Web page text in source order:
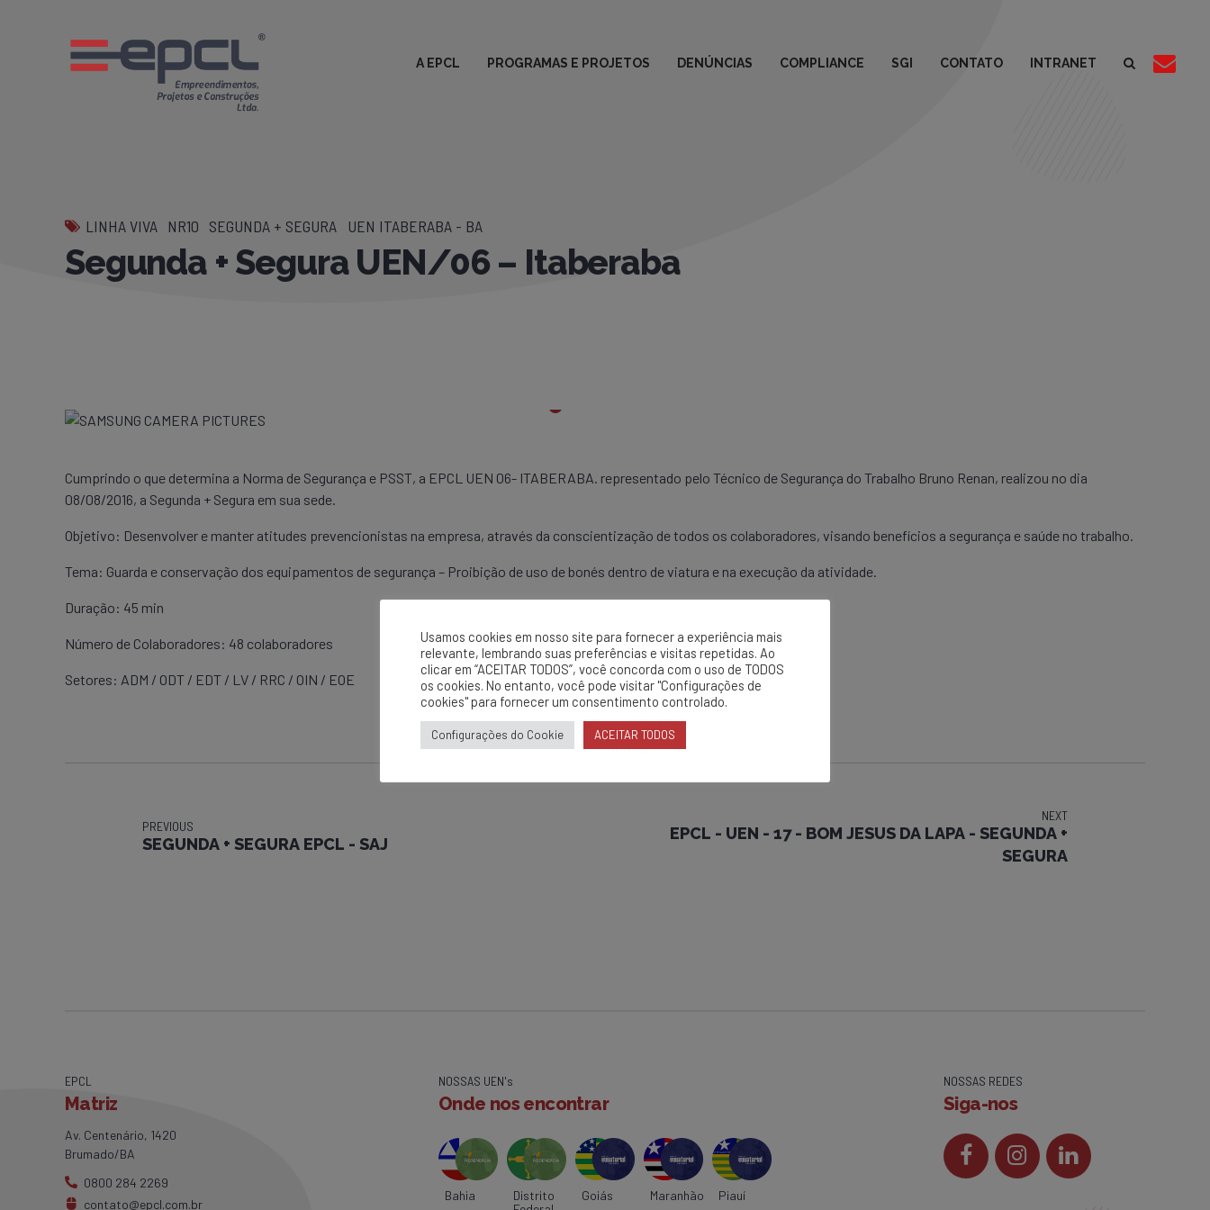
A EPCL PROGRAMAS E PROJETOS DENÚNCIAS COMPLIANCE SGI CONTATO INTRANET
LINHA VIVA NR10 SEGUNDA + SEGURA UEN ITABERABA - BA
Segunda + Segura UEN/06 – Itaberaba
Cumprindo o que determina a Norma de Segurança e PSST, a EPCL UEN 06- ITABERABA. representado pelo Técnico de Segurança do Trabalho Bruno Renan, realizou no dia
08/08/2016, a Segunda + Segura em sua sede.
Objetivo: Desenvolver e manter atitudes prevencionistas na empresa, através da conscientização de todos os colaboradores, visando benefícios a segurança e saúde no trabalho.
Tema: Guarda e conservação dos equipamentos de segurança – Proibição de uso de bonés dentro de viatura e na execução da atividade.
Duração: 45 min
Número de Colaboradores: 48 colaboradores
Setores: ADM / ODT / EDT / LV / RRC / OIN / EOE
PREVIOUS
SEGUNDA + SEGURA EPCL - SAJ
NEXT
EPCL - UEN - 17 - BOM JESUS DA LAPA - SEGUNDA +
SEGURA
EPCL
Matriz
Av. Centenário, 1420
Brumado/BA
0800 284 2269
contato@epcl.com.br
NOSSAS UEN's
Onde nos encontrar
Bahia
Distrito
Goiás Maranhão Piauí
NOSSAS REDES
Siga-nos
Usamos cookies em nosso site para fornecer a experiência mais
relevante, lembrando suas preferências e visitas repetidas. Ao
clicar em “ACEITAR TODOS”, você concorda com o uso de TODOS
os cookies. No entanto, você pode visitar "Configurações de
cookies" para fornecer um consentimento controlado.
Configurações do Cookie ACEITAR TODOS